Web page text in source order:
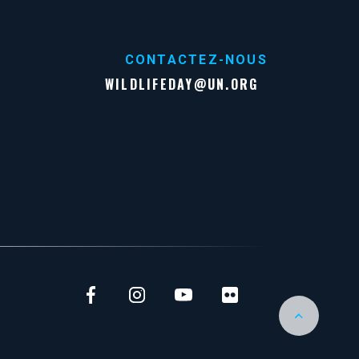
CONTACTEZ-NOUS
WILDLIFEDAY@UN.ORG
Back to Top